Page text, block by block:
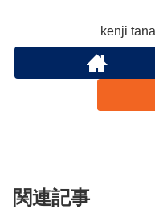
kenji
関連記事